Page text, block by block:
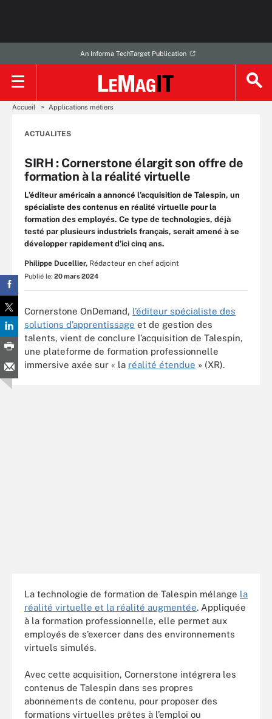
An Informa TechTarget Publication
Accueil Applications métiers
ACTUALITES
SIRH : Cornerstone élargit son offre de
formation à la réalité virtuelle
L’éditeur américain a annoncé l’acquisition de Talespin, un
spécialiste des contenus en réalité virtuelle pour la
formation des employés. Ce type de technologies, déjà
testé par plusieurs industriels français, serait amené à se
développer rapidement d’ici cinq ans.
Philippe Ducellier, Rédacteur en chef adjoint
Publié le: 20 mars 2024
Cornerstone OnDemand, l’éditeur spécialiste des
solutions d’apprentissage et de gestion des
talents, vient de conclure l’acquisition de Talespin,
une plateforme de formation professionnelle
immersive axée sur « la réalité étendue » (XR).
La technologie de formation de Talespin mélange la
réalité virtuelle et la réalité augmentée. Appliquée
à la formation professionnelle, elle permet aux
employés de s’exercer dans des environnements
virtuels simulés.
Avec cette acquisition, Cornerstone intégrera les
contenus de Talespin dans ses propres
abonnements de contenu, pour proposer des
formations virtuelles prêtes à l’emploi ou